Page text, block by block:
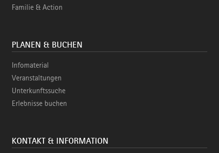
Familie & Action
PLANEN & BUCHEN
Infomaterial
Veranstaltungen
Unterkunftssuche
Erlebnisse buchen
KONTAKT & INFORMATION